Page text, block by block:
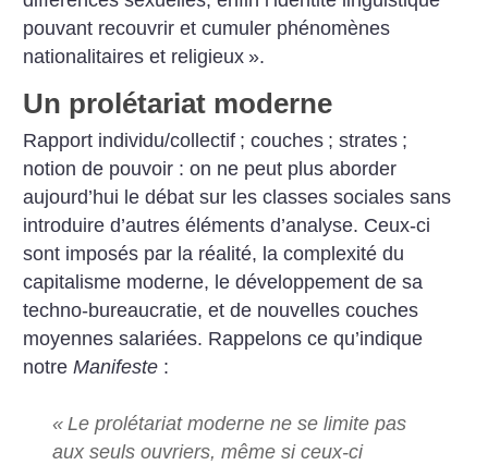
pouvant recouvrir et cumuler phénomènes
nationalitaires et religieux ».
Un prolétariat moderne
Rapport individu/collectif ; couches ; strates ;
notion de pouvoir : on ne peut plus aborder
aujourd’hui le débat sur les classes sociales sans
introduire d’autres éléments d’analyse. Ceux-ci
sont imposés par la réalité, la complexité du
capitalisme moderne, le développement de sa
techno-bureaucratie, et de nouvelles couches
moyennes salariées. Rappelons ce qu’indique
notreManifeste :
« Le prolétariat moderne ne se limite pas
aux seuls ouvriers, même si ceux-ci